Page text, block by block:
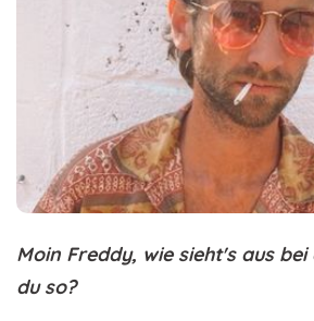
Moin Freddy, wie sieht's aus
du so?